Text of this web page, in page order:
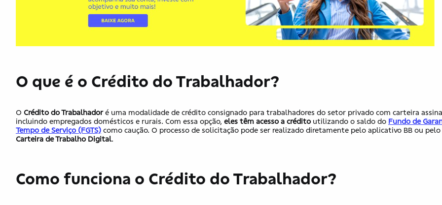
O que é o Crédito do Trabalhador?
O Crédito do Trabalhadoré uma modalidade de crédito consignado para trabalhadores do setor privado com carteira
incluindo empregados domésticos e rurais. Com essa opção, eles têm acesso a créditoutilizando o saldo do Fundo de
Tempo de Serviço (FGTS) como caução. O processo de solicitação pode ser realizado diretamente pelo aplicativo BB ou pelo
Carteira de Trabalho Digital.
Como funciona o Crédito do Trabalhador?